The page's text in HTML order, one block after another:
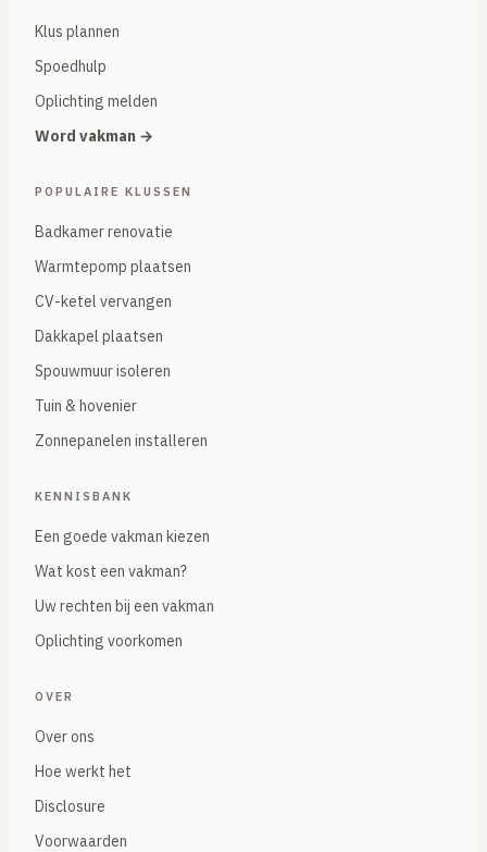
Klus plannen
Spoedhulp
Oplichting melden
Word vakman →
POPULAIRE KLUSSEN
Badkamer renovatie
Warmtepomp plaatsen
CV-ketel vervangen
Dakkapel plaatsen
Spouwmuur isoleren
Tuin & hovenier
Zonnepanelen installeren
KENNISBANK
Een goede vakman kiezen
Wat kost een vakman?
Uw rechten bij een vakman
Oplichting voorkomen
OVER
Over ons
Hoe werkt het
Disclosure
Voorwaarden